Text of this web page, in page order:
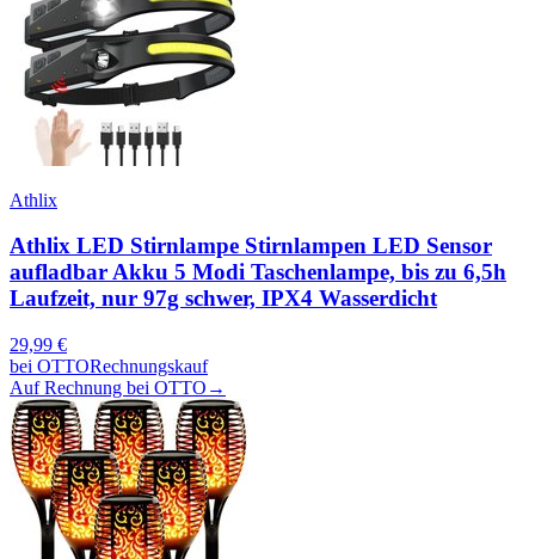
Athlix
Athlix LED Stirnlampe Stirnlampen LED Sensor
aufladbar Akku 5 Modi Taschenlampe, bis zu 6,5h
Laufzeit, nur 97g schwer, IPX4 Wasserdicht
29,99 €
bei OTTORechnungskauf
Auf Rechnung bei OTTO →